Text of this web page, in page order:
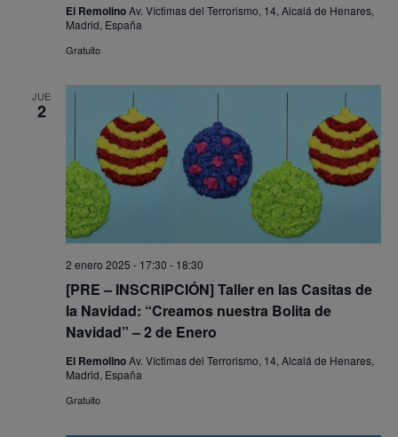
El RemolinoAv. Víctimas del Terrorismo, 14, Alcalá de Henares,
Madrid, España
Gratuito
JUE
2
[PRE – INSCRIPCIÓN] Taller en las Casitas de
la Navidad: “Creamos nuestra Bolita de
Navidad” – 2 de Enero
2 enero 2025 - 17:30 - 18:30
El RemolinoAv. Víctimas del Terrorismo, 14, Alcalá de Henares,
Madrid, España
Gratuito